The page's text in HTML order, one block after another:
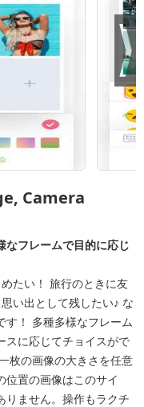
Camera
なフレームで目的に応じ
たい！ 旅行のときに友
い出として残したい♪ な
す！ 多種多様なフレーム
スに応じてチョイスがで
枚の画像の大きさを任意
位置の画像はこのサイ
りません。操作もラクチ